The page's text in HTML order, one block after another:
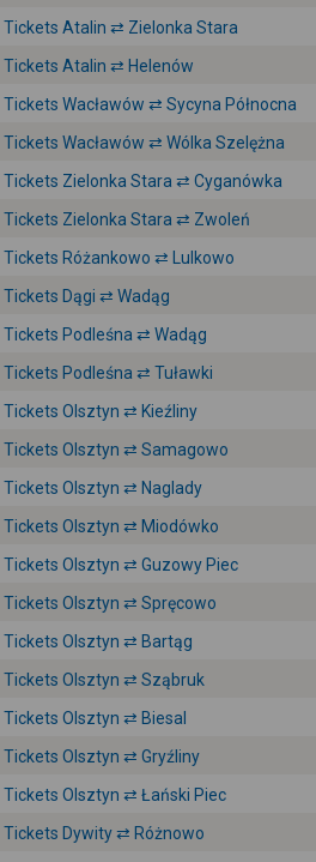
Tickets Atalin ⇄ Zielonka Stara
Tickets Atalin ⇄ Helenów
Tickets Wacławów ⇄ Sycyna Północna
Tickets Wacławów ⇄ Wólka Szelężna
Tickets Zielonka Stara ⇄ Cyganówka
Tickets Zielonka Stara ⇄ Zwoleń
Tickets Różankowo ⇄ Lulkowo
Tickets Dągi ⇄ Wadąg
Tickets Podleśna ⇄ Wadąg
Tickets Podleśna ⇄ Tuławki
Tickets Olsztyn ⇄ Kieźliny
Tickets Olsztyn ⇄ Samagowo
Tickets Olsztyn ⇄ Naglady
Tickets Olsztyn ⇄ Miodówko
Tickets Olsztyn ⇄ Guzowy Piec
Tickets Olsztyn ⇄ Spręcowo
Tickets Olsztyn ⇄ Bartąg
Tickets Olsztyn ⇄ Sząbruk
Tickets Olsztyn ⇄ Biesal
Tickets Olsztyn ⇄ Gryźliny
Tickets Olsztyn ⇄ Łański Piec
Tickets Dywity ⇄ Różnowo